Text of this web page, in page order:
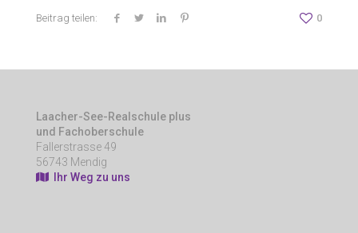
Beitrag teilen: 0
Laacher-See-Realschule plus
und Fachoberschule
Fallerstrasse 49
56743 Mendig
Ihr Weg zu uns